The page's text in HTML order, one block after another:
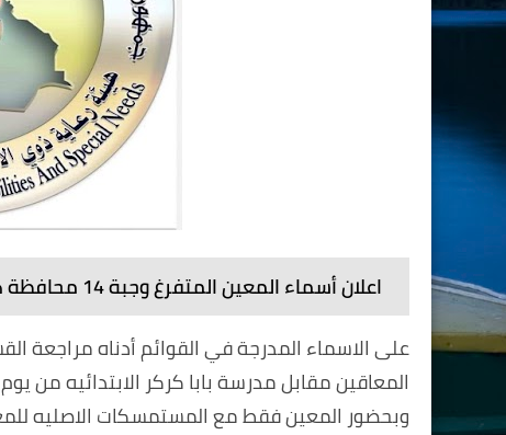
اعلان أسماء المعين المتفرغ وجبة 14 محافظة كركوك
على الاسماء المدرجة في القوائم أدناه
وبحضور المعين فقط مع المستمسكات الاصليه للمعاق و